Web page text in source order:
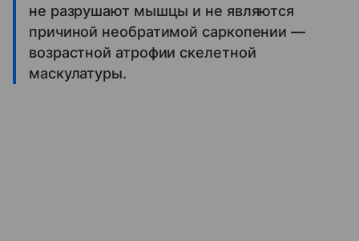
не разрушают мышцы и не являются
причиной необратимой саркопении —
возрастной атрофии скелетной
маскулатуры.